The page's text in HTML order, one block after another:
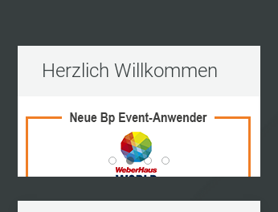
Herzlich Willkommen
Vito Frederico Wedding
World Of Living
Kleine Insel
Kerres